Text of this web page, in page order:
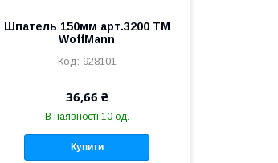
Шпатель 150мм арт.3200 ТМ
WoffMann
928101
36,66 ₴
В наявності 10 од.
Купити